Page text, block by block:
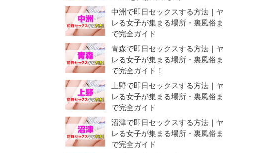
中洲で即日セックスする方法｜ヤ
レる女子が集まる場所・裏風俗ま
で完全ガイド
青森で即日セックスする方法｜ヤ
レる女子が集まる場所・裏風俗ま
で完全ガイド！
上野で即日セックスする方法｜ヤ
レる女子が集まる場所・裏風俗ま
で完全ガイド
沼津で即日セックスする方法｜ヤ
レる女子が集まる場所・裏風俗ま
で完全ガイド